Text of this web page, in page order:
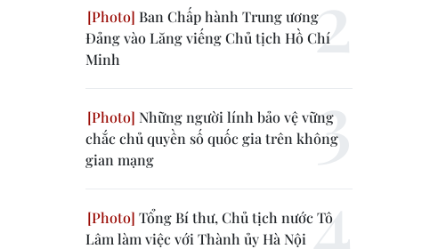
Ban Chấp hành Trung ương
Đảng vào Lăng viếng Chủ tịch Hồ Chí
Minh
Những người lính bảo vệ vững
chắc chủ quyền số quốc gia trên không
gian mạng
Tổng Bí thư, Chủ tịch nước Tô
Lâm làm việc với Thành ủy Hà Nội